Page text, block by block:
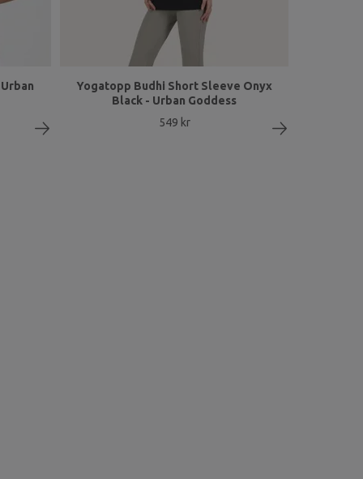
Yogatopp Budhi Short Sleeve Onyx
Black - Urban Goddess
549 kr